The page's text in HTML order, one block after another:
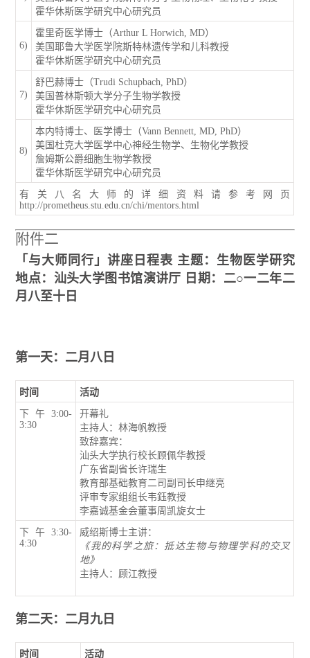
霍华休斯医学研究中心研究员
6)
霍里奇医学博士（Arthur L Horwich, MD）
美国耶鲁大学医学院斯特林遗传学和儿科教授
霍华休斯医学研究中心研究员
7)
舒巴赫博士（Trudi Schupbach, PhD）
美国普林斯顿大学分子生物学教授
霍华休斯医学研究中心研究员
8)
本内特博士、医学博士（Vann Bennett, MD, PhD）
美国杜克大学医学中心神经生物学、生物化学教授
詹姆斯公爵细胞生物学教授
霍华休斯医学研究中心研究员
有关八名大师的详细资料请参考网页
http://prometheus.stu.edu.cn/chi/mentors.html
附件二
「与大师同行」讲座 日程表 主题： 生物医学研究
地点：汕头大学图书馆演讲厅 日期： 二○一二年二
月八至十日
第一天： 二月八日
时间 活动
下午3:00-
3:30
开幕礼
主持人：林海帆教授
致辞嘉宾：
汕头大学执行校长顾佩华教授
广东省副省长许瑞生
教育部基础教育二司副司长申继亮
评审专家组组长韦鈺教授
李嘉诚基金会董事周凯旋女士
下午3:30-
4:30
威绍斯博士主讲：
《我的科学之旅：抵达生物与物理学科的交叉
地》
主持人：顾江教授
第二天： 二月九日
时间 活动